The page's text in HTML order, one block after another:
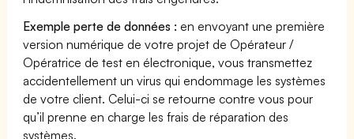
Exemple perte de données : en envoyant une première
version numérique de votre projet de Opérateur /
Opératrice de test en électronique, vous transmettez
accidentellement un virus qui endommage les systèmes
de votre client. Celui-ci se retourne contre vous pour
qu’il prenne en charge les frais de réparation des
systèmes.